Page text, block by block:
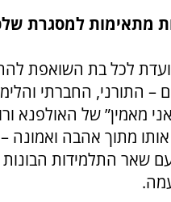
מתאימות למסגרת
לכל בת השואפת
– התורני, החברתי
מאמין” של האולפנא
אותו מתוך אהבה
שאר התלמידות